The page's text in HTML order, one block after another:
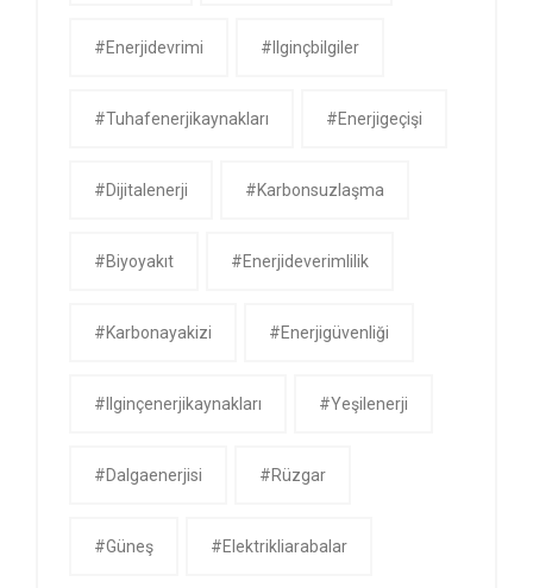
#enerjidevrimi #ilginçbilgiler
#tuhafenerjikaynakları #enerjigeçişi
#dijitalenerji #karbonsuzlaşma
#biyoyakıt #enerjideverimlilik
#karbonayakizi #enerjigüvenliği
#ilginçenerjikaynakları #yeşilenerji
#dalgaenerjisi #rüzgar
#güneş #Elektrikliarabalar